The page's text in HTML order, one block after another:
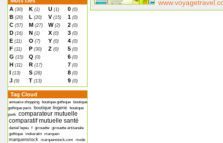
A (30)
B (20)
C (57)
D (16)
E (11)
F (11)
G (15)
H (11)
I (13)
J (9)
K (1)
L (20)
M (27)
N (1)
O (7)
P (30)
Q (0)
R (17)
S (28)
T (13)
U (1)
V (15)
W (2)
X (0)
Y (0)
Z (0)
0 (0)
1 (0)
2 (0)
3 (0)
4 (0)
5 (0)
6 (0)
7 (0)
8 (0)
9 (0)
Tag Cloud
annuaire shopping boutique gothique
boutique
gothique paris
boutique lingerie
boutique
punk comparateur mutuelle
comparatif mutuelle santé
daniel lepeu f girouette girouette artisanale
gothique inokeratin marquen
marquenstock marquenstock.com mode